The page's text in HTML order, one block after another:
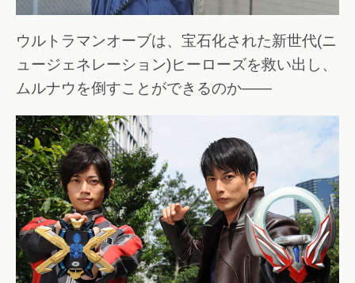
ウルトラマンオーブは、宝石化された新世代(ニ
ュージェネレーション)ヒーローズを救い出し、
ムルナウを倒すことができるのか――